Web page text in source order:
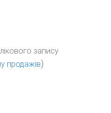
запису
продажів)